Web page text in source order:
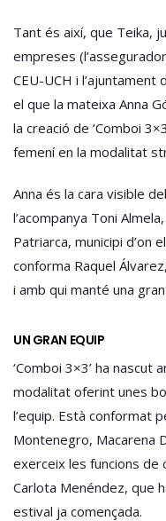
Tant és així, que Teika,
empreses
CEU-UCH i
el que la mateixa Anna
la creació de ‘Comboi
femení en la modalitat
Anna és la cara visible
l’acompanya Toni
Patriarca, municipi d’on
conforma Raquel
i amb qui manté una
UN GRAN EQUIP
‘Comboi 3×3’ ha nascut
modalitat oferint unes
l’equip. Està conformat
Montenegro, Macarena
exerceix les funcions de
Carlota Menéndez, que
estival ja començada.